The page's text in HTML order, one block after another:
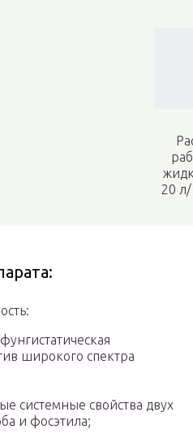
20
широкого спектра
системные свойства двух
и фосэтила;